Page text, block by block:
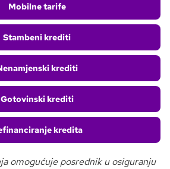
Mobilne tarife
Stambeni krediti
krediti
Gotovinski krediti
kredita
omogućuje posrednik u osiguranju